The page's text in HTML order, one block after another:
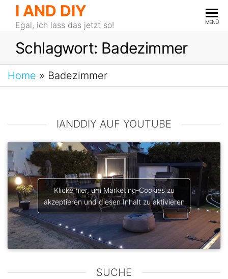
I AND DIY
Egal, ich lass das jetzt so! MENÜ
Schlagwort: Badezimmer
Home » Badezimmer
IANDDIY AUF YOUTUBE
Klicke hier, um Marketing-Cookies zu
akzeptieren und diesen Inhalt zu aktivieren
SUCHE